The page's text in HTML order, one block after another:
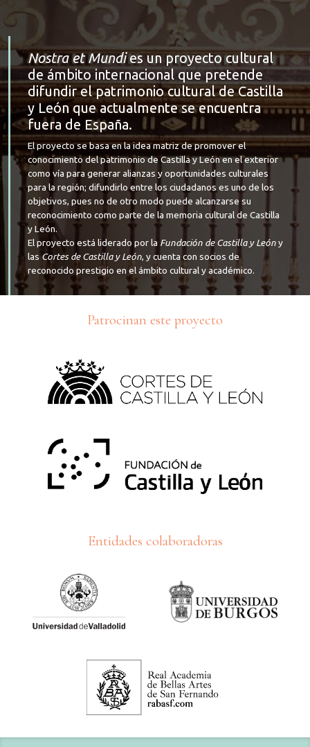
Nostra et Mundies un proyecto cultural
de ámbito internacional que pretende
difundir el patrimonio cultural de Castilla
y León que actualmente se encuentra
fuera de España.
El proyecto se basa en la idea matriz de promover el
conocimiento del patrimonio de Castilla y León en el exterior
como vía para generar alianzas y oportunidades culturales
para la región; difundirlo entre los ciudadanos es uno de los
objetivos, pues no de otro modo puede alcanzarse su
reconocimiento como parte de la memoria cultural de Castilla
y León.
El proyecto está liderado por la Fundación de Castilla y Leóny
lasCortes de Castilla y León, y cuenta con socios de
reconocido prestigio en el ámbito cultural y académico.
Patrocinan este proyecto
Entidades colaboradoras